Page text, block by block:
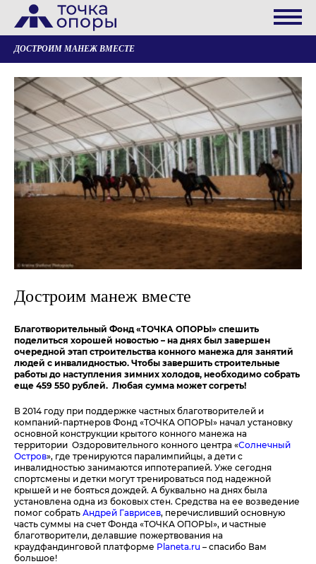
ДОСТРОИМ МАНЕЖ ВМЕСТЕ
Достроим манеж вместе
Благотворительный Фонд «ТОЧКА ОПОРЫ» спешить
поделиться хорошей новостью – на днях был завершен
очередной этап строительства конного манежа для занятий
людей с инвалидностью. Чтобы завершить строительные
работы до наступления зимних холодов, необходимо собрать
еще 459 550 рублей. Любая сумма может согреть!
В 2014 году при поддержке частных благотворителей и
компаний-партнеров Фонд «ТОЧКА ОПОРЫ» начал установку
основной конструкции крытого конного манежа на
территории Оздоровительного конного центра «Солнечный
Остров», где тренируются паралимпийцы, а дети с
инвалидностью занимаются иппотерапией. Уже сегодня
спортсмены и детки могут тренироваться под надежной
крышей и не бояться дождей. А буквально на днях была
установлена одна из боковых стен. Средства на ее возведение
помог собратьАндрей Гаврисев, перечисливший основную
часть суммы на счет Фонда «ТОЧКА ОПОРЫ», и частные
благотворители, делавшие пожертвования на
краудфандинговой платформе Planeta.ru – спасибо Вам
большое!